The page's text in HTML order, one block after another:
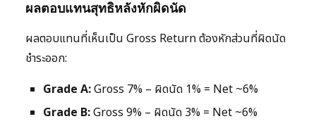
ผลตอบแทนสุทธิหลังหักผิดนัด
ผลตอบแทนที่เห็นเป็น Gross Return ต้องหักส่วนที่ผิดนัด
ชำระออก:
Grade A:Gross 7% – ผิดนัด 1% = Net ~6%
Grade B:Gross 9% – ผิดนัด 3% = Net ~6%